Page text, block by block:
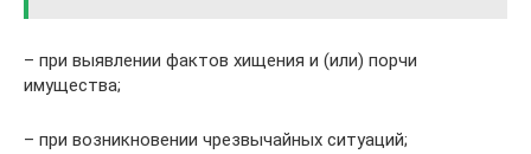
– при выявлении фактов хищения и (или) порчи
имущества;
– при возникновении чрезвычайных ситуаций;